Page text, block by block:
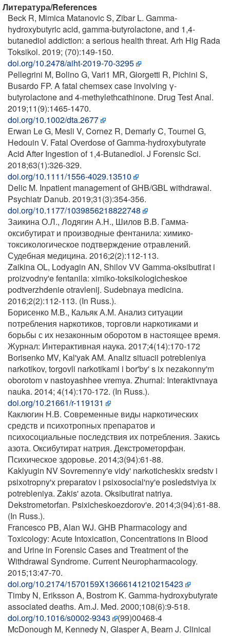
Литература/References
Beck R, Mimica Matanovic S, Zibar L. Gamma-
hydroxybutyric acid, gamma-butyrolactone, and 1,4-
butanediol addiction: a serious health threat. Arh Hig Rada
Toksikol. 2019; (70):149-150.
doi.org/10.2478/aiht-2019-70-3295
Pellegrini M, Bolino G, Vari1 MR, Giorgetti R, Pichini S,
Busardo FP. A fatal chemsex case involving γ-
butyrolactone and 4-methylethcathinone. Drug Test Anal.
2019;11(9):1465-1470.
doi.org/10.1002/dta.2677
Erwan Le G, Mesli V, Cornez R, Demarly C, Tournel G,
Hedouin V. Fatal Overdose of Gamma-hydroxybutyrate
Acid After Ingestion of 1,4-Butanediol. J Forensic Sci.
2018;63(1):326-329.
doi.org/10.1111/1556-4029.13510
Delic M. Inpatient management of GHB/GBL withdrawal.
Psychiatr Danub. 2019;31(3):354-356.
doi.org/10.1177/1039856218822748
Заикина О.Л., Лодягин А.Н., Шилов В.В. Гамма-
оксибутират и производные фентанила: химико-
токсикологическое подтверждение отравлений.
Судебная медицина. 2016;2(2):112-113.
Zaikina OL, Lodyagin AN, Shilov VV Gamma-oksibutirat i
proizvodny'e fentanila: ximiko-toksikologicheskoe
podtverzhdenie otravlenij. Sudebnaya medicina.
2016;2(2):112-113. (In Russ.).
Борисенко М.В., Кальяк А.М. Анализ ситуации
потребления наркотиков, торговли наркотиками и
борьбы с их незаконным оборотом в настоящее время.
Журнал: Интерактивная наука. 2017;4(14):170-172
Borisenko MV, Kal'yak AM. Analiz situacii potrebleniya
narkotikov, torgovli narkotikami i bor'by' s ix nezakonny'm
oborotom v nastoyashhee vremya. Zhurnal: Interaktivnaya
nauka. 2014; 4(14):170-172. (In Russ.).
doi.org/10.21661/r-119131
Каклюгин Н.В. Современные виды наркотических
средств и психотропных препаратов и
психосоциальные последствия их потребления. Закись
азота. Оксибутират натрия. Декстрометорфан.
Психическое здоровье. 2014;3(94):61-88.
Kaklyugin NV Sovremenny'e vidy' narkoticheskix sredstv i
psixotropny'x preparatov i psixosocial'ny'e posledstviya ix
potrebleniya. Zakis' azota. Oksibutirat natriya.
Dekstrometorfan. Psixicheskoezdorov'e. 2014;3(94):61-88.
(In Russ.).
Francesco PB, Alan WJ. GHB Pharmacology and
Toxicology: Acute Intoxication, Concentrations in Blood
and Urine in Forensic Cases and Treatment of the
Withdrawal Syndrome. Current Neuropharmacology.
2015;13:47-70.
doi.org/10.2174/1570159X13666141210215423
Timby N, Eriksson A, Bostrom K. Gamma-hydroxybutyrate
associated deaths. Am.J. Med. 2000;108(6):9-518.
doi.org/10.1016/s0002-9343
(99)00468-4
McDonough M, Kennedy N, Glasper A, Bearn J. Clinical